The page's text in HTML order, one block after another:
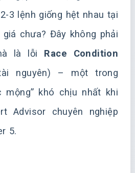
3 lệnh giống hệt nhau tại
chưa? Đây không phải
là lỗi Race Condition
nguyên) – một trong
mộng” khó chịu nhất khi
Advisor chuyên nghiệp
5.